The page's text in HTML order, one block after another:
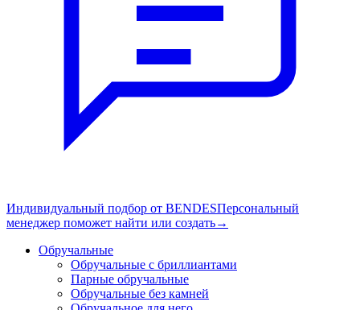
Индивидуальный подбор от BENDESПерсональный
менеджер поможет найти или создать→
Обручальные
Обручальные с бриллиантами
Парные обручальные
Обручальные без камней